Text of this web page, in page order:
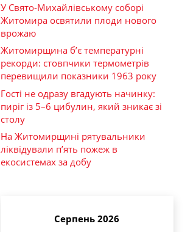
У Свято-Михайлівському соборі
Житомира освятили плоди нового
врожаю
Житомирщина б’є температурні
рекорди: стовпчики термометрів
перевищили показники 1963 року
Гості не одразу вгадують начинку:
пиріг із 5–6 цибулин, який зникає зі
столу
На Житомирщині рятувальники
ліквідували п’ять пожеж в
екосистемах за добу
Серпень 2026